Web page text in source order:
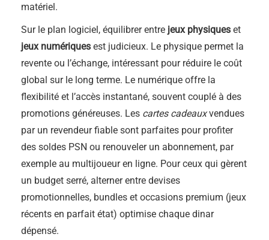
matériel.
Sur le plan logiciel, équilibrer entre jeux physiques et
jeux numériques est judicieux. Le physique permet la
revente ou l’échange, intéressant pour réduire le coût
global sur le long terme. Le numérique offre la
flexibilité et l’accès instantané, souvent couplé à des
promotions généreuses. Les cartes cadeauxvendues
par un revendeur fiable sont parfaites pour profiter
des soldes PSN ou renouveler un abonnement, par
exemple au multijoueur en ligne. Pour ceux qui gèrent
un budget serré, alterner entre devises
promotionnelles, bundles et occasions premium (jeux
récents en parfait état) optimise chaque dinar
dépensé.